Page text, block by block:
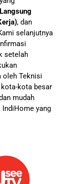
Langsung
, dan
selanjutnya
setelah
oleh Teknisi
kota besar
mudah
IndiHome yang